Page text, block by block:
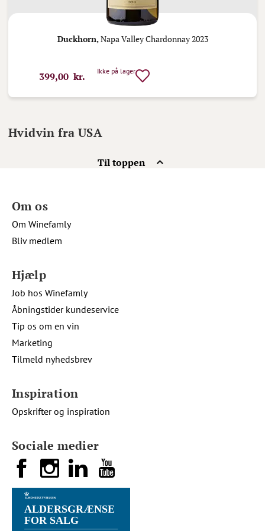
Duckhorn, Napa Valley Chardonnay 2023
399,00 kr. Ikke på lager
Til toppen
Hvidvin fra USA
Sociale medier
Om os
Om Winefamly
Bliv medlem
Hjælp
Job hos Winefamly
Åbningstider kundeservice
Tip os om en vin
Marketing
Tilmeld nyhedsbrev
Inspiration
Opskrifter og inspiration